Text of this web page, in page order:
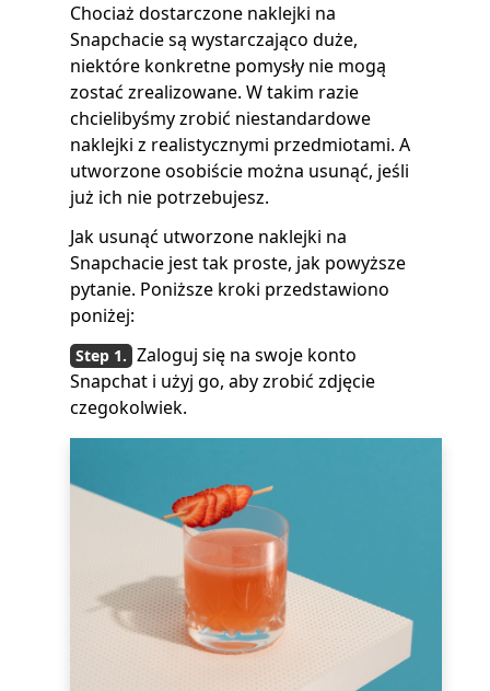
Chociaż dostarczone naklejki na
Snapchacie są wystarczająco duże,
niektóre konkretne pomysły nie mogą
zostać zrealizowane. W takim razie
chcielibyśmy zrobić niestandardowe
naklejki z realistycznymi przedmiotami. A
utworzone osobiście można usunąć, jeśli
już ich nie potrzebujesz.
Jak usunąć utworzone naklejki na
Snapchacie jest tak proste, jak powyższe
pytanie. Poniższe kroki przedstawiono
poniżej:
Zaloguj się na swoje konto
Snapchat i użyj go, aby zrobić zdjęcie
czegokolwiek.